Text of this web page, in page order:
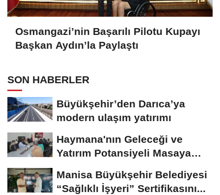
Osmangazi’nin Başarılı Pilotu Kupayı
Başkan Aydın’la Paylaştı
SON HABERLER
Büyükşehir’den Darıca’ya
modern ulaşım yatırımı
Haymana'nın Geleceği ve
Yatırım Potansiyeli Masaya
Manisa Büyükşehir Belediyesi
“Sağlıklı İşyeri” Sertifikasını...